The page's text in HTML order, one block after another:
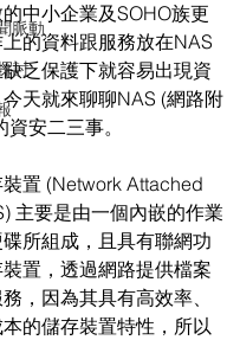
脈動
討
中小企業及SOHO族更
的資料跟服務放在NAS
乏保護下就容易出現資
天就來聊聊NAS (網路附
安二三事。
置 (Network Attached
主要是由一個內嵌的作業
所組成，且具有聯網功
置，透過網路提供檔案
，因為其具有高效率、
的儲存裝置特性，所以